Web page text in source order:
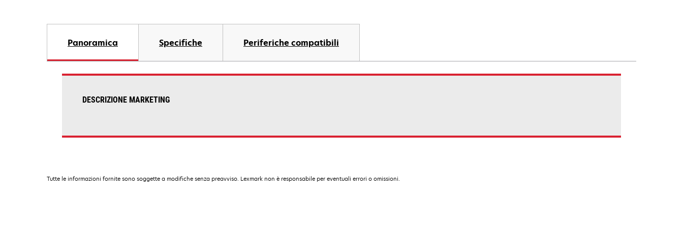
Panoramica Specifiche Periferiche compatibili
DESCRIZIONE MARKETING
Tutte le informazioni fornite sono soggette a modifiche senza preavviso. Lexmark non è responsabile per eventuali errori o omissioni.